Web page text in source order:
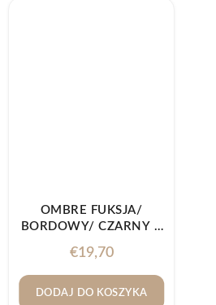
OMBRE FUKSJA/
BORDOWY/ CZARNY –
POLIESTROWY 3MM
€19,70
DODAJ DO KOSZYKA